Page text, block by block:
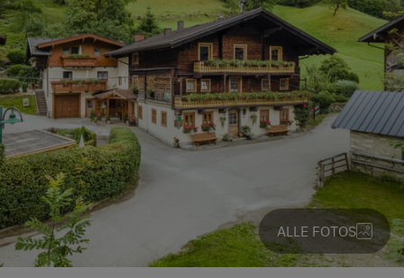
ALLE FOTOS